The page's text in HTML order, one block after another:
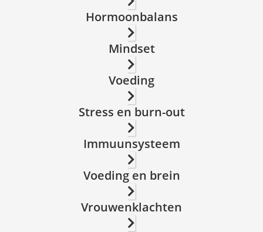
Hormoonbalans
Mindset
Voeding
Stress en burn-out
Immuunsysteem
Voeding en brein
Vrouwenklachten